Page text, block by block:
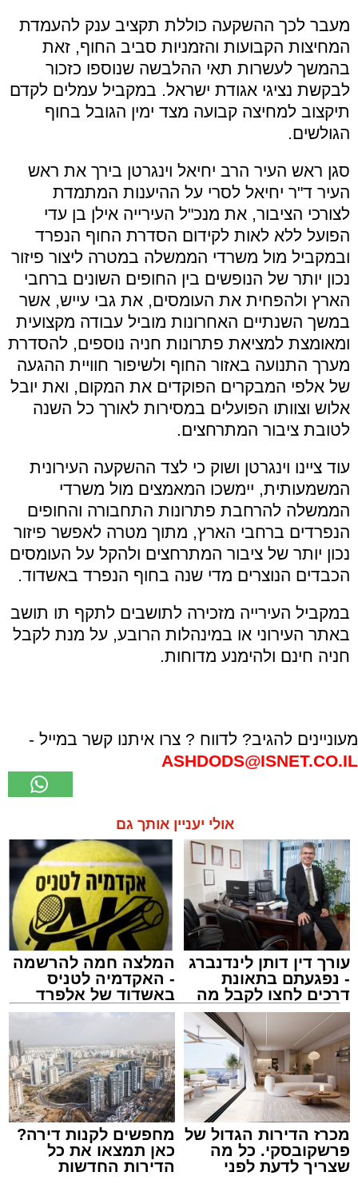
מעבר לכך ההשקעה כוללת תקציב ענק להעמדת
המחיצות הקבועות והזמניות סביב החוף, זאת
בהמשך לעשרות תאי ההלבשה שנוספו כזכור
לבקשת נציגי אגודת ישראל. במקביל עמלים לקדם
תיקצוב למחיצה קבועה מצד ימין הגובל בחוף
הגולשים.
סגן ראש העיר הרב יחיאל וינגרטן בירך את ראש
העיר ד"ר יחיאל לסרי על ההיענות המתמדת
לצורכי הציבור, את מנכ"ל העירייה אילן בן עדי
הפועל ללא לאות לקידום הסדרת החוף הנפרד
ובמקביל מול משרדי הממשלה במטרה ליצור פיזור
נכון יותר של הנופשים בין החופים השונים ברחבי
הארץ ולהפחית את העומסים, את גבי עייש, אשר
במשך השנתיים האחרונות מוביל עבודה מקצועית
ומאומצת למציאת פתרונות חניה נוספים, להסדרת
מערך התנועה באזור החוף ולשיפור חוויית ההגעה
של אלפי המבקרים הפוקדים את המקום, ואת יובל
אלוש וצוותו הפועלים במסירות לאורך כל השנה
לטובת ציבור המתרחצים.
עוד ציינו וינגרטן ושוק כי לצד ההשקעה העירונית
המשמעותית, יימשכו המאמצים מול משרדי
הממשלה להרחבת פתרונות התחבורה והחופים
הנפרדים ברחבי הארץ, מתוך מטרה לאפשר פיזור
נכון יותר של ציבור המתרחצים ולהקל על העומסים
הכבדים הנוצרים מדי שנה בחוף הנפרד באשדוד.
במקביל העירייה מזכירה לתושבים לתקף תו תושב
באתר העירוני או במינהלות הרובע, על מנת לקבל
חניה חינם ולהימנע מדוחות.
מעוניינים להגיב? לדווח ? צרו איתנו קשר במייל -
ASHDODS@ISNET.CO.IL
אולי יעניין אותך גם
עורך דין דותן לינדנברג
- נפגעתם בתאונת
דרכים לחצו לקבל מה
שמגיע לכם
המלצה חמה להרשמה
- האקדמיה לטניס
באשדוד של אלפרד
קריאולנסקי - לילדים
מכרז הדירות הגדול של
פרשקובסקי. כל מה
שצריך לדעת לפני
מחפשים לקנות דירה?
כאן תמצאו את כל
הדירות החדשות